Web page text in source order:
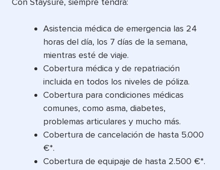
Asistencia médica de emergencia las 24
horas del día, los 7 días de la semana,
mientras esté de viaje.
Cobertura médica y de repatriación
incluida en todos los niveles de póliza.
Cobertura para condiciones médicas
comunes, como asma, diabetes,
problemas articulares y mucho más.
Cobertura de cancelación de hasta 5.000
€*.
Cobertura de equipaje de hasta 2.500 €*.